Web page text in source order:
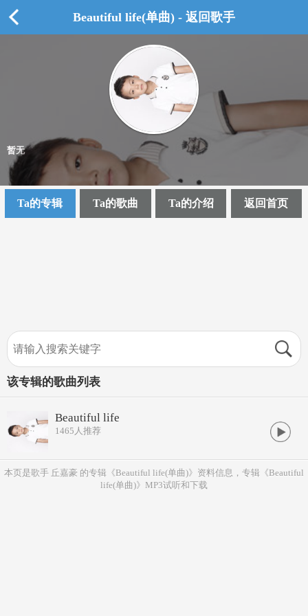
Beautiful life(单曲) - 返回歌手
暂无
Ta的专辑 Ta的歌曲 Ta的介绍 返回首页
该专辑的歌曲列表
Beautiful life
1465 人推荐
本页是歌手 丘嘉豪 的专辑《Beautiful life(单曲)》资料信息，专辑《Beautiful
life(单曲)》MP3试听和下载